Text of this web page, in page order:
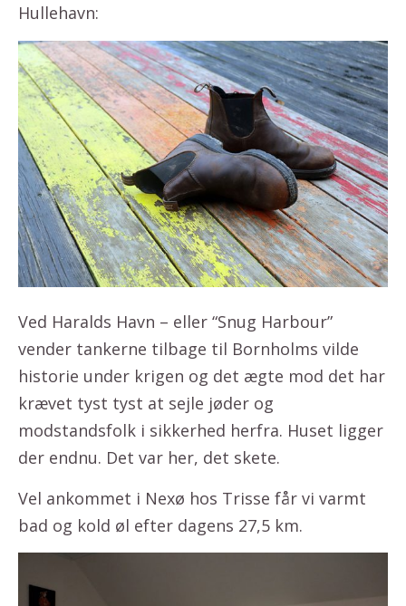
Hullehavn:
Ved Haralds Havn – eller “Snug Harbour”
vender tankerne tilbage til Bornholms vilde
historie under krigen og det ægte mod det har
krævet tyst tyst at sejle jøder og
modstandsfolk i sikkerhed herfra. Huset ligger
der endnu. Det var her, det skete.
Vel ankommet i Nexø hos Trisse får vi varmt
bad og kold øl efter dagens 27,5 km.